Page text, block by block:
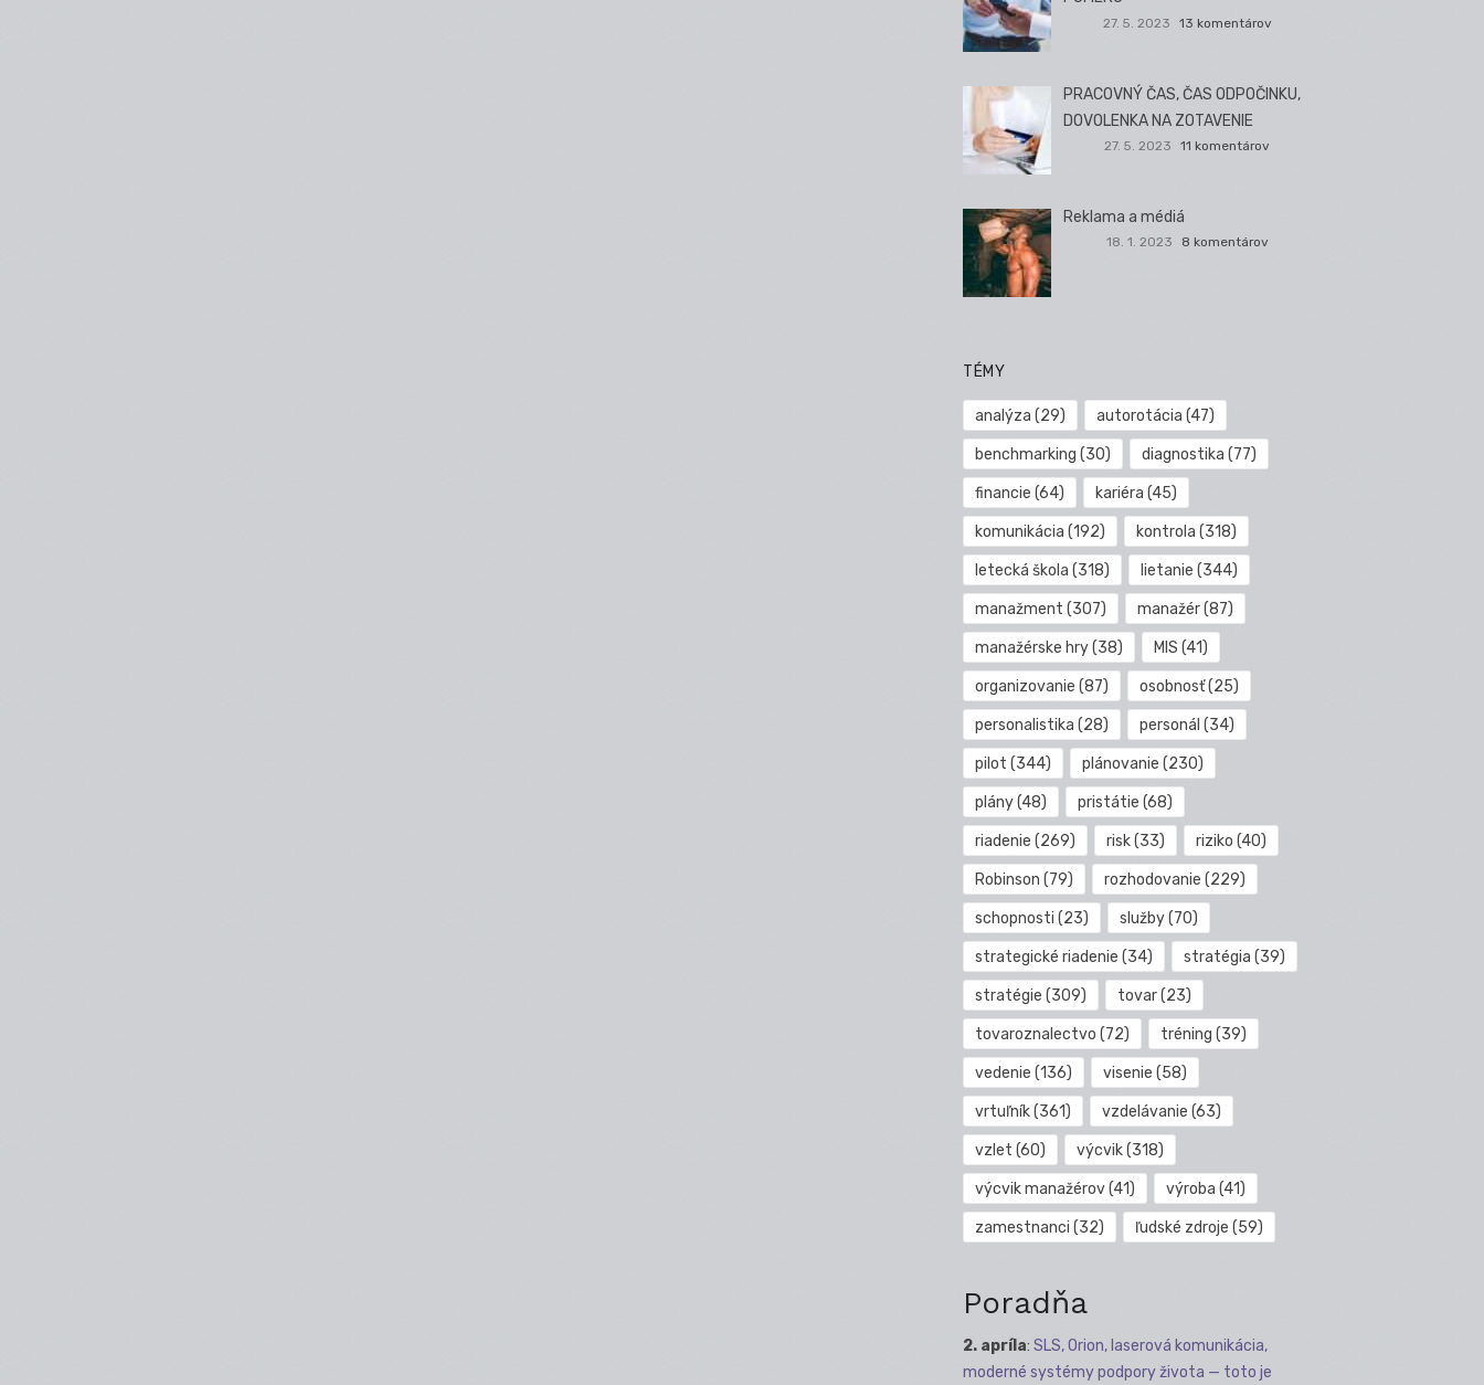
27. 5. 2023 13 komentárov
PRACOVNÝ ČAS, ČAS ODPOČINKU,
DOVOLENKA NA ZOTAVENIE
27. 5. 2023 11 komentárov
Reklama a médiá
18. 1. 2023 8 komentárov
TÉMY
analýza (29) autorotácia (47)
benchmarking (30) diagnostika (77)
financie (64) kariéra (45)
komunikácia (192) kontrola (318)
letecká škola (318) lietanie (344)
manažment (307) manažér(87)
manažérske hry(38) MIS (41)
organizovanie (87) osobnosť(25)
personalistika (28) personál (34)
pilot (344) plánovanie (230)
plány(48) pristátie (68)
riadenie (269) risk(33) riziko (40)
Robinson (79) rozhodovanie (229)
schopnosti (23) služby(70)
strategické riadenie (34) stratégia (39)
stratégie (309) tovar(23)
tovaroznalectvo (72) tréning (39)
vedenie (136) visenie (58)
vrtuľník(361) vzdelávanie (63)
vzlet (60) výcvik(318)
výcvik manažérov(41) výroba (41)
zamestnanci (32) ľudské zdroje (59)
Poradňa
2. apríla: SLS, Orion, laserová komunikácia,
moderné systémy podpory života — toto je